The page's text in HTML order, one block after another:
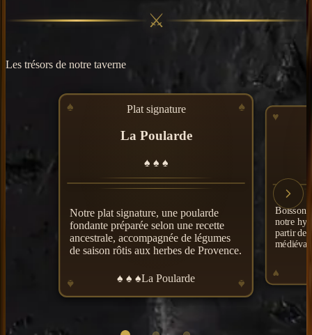
⚔
Les trésors de notre taverne
♠ ♠
♠ ♠
Plat signature
La Poularde
♠ ♠ ♠
Notre plat signature, une poularde
fondante préparée selon une recette
ancestrale, accompagnée de légumes
de saison rôtis aux herbes de Provence.
♠ ♠ ♠La Poularde
♥
♥
Boisson
notre
partir de